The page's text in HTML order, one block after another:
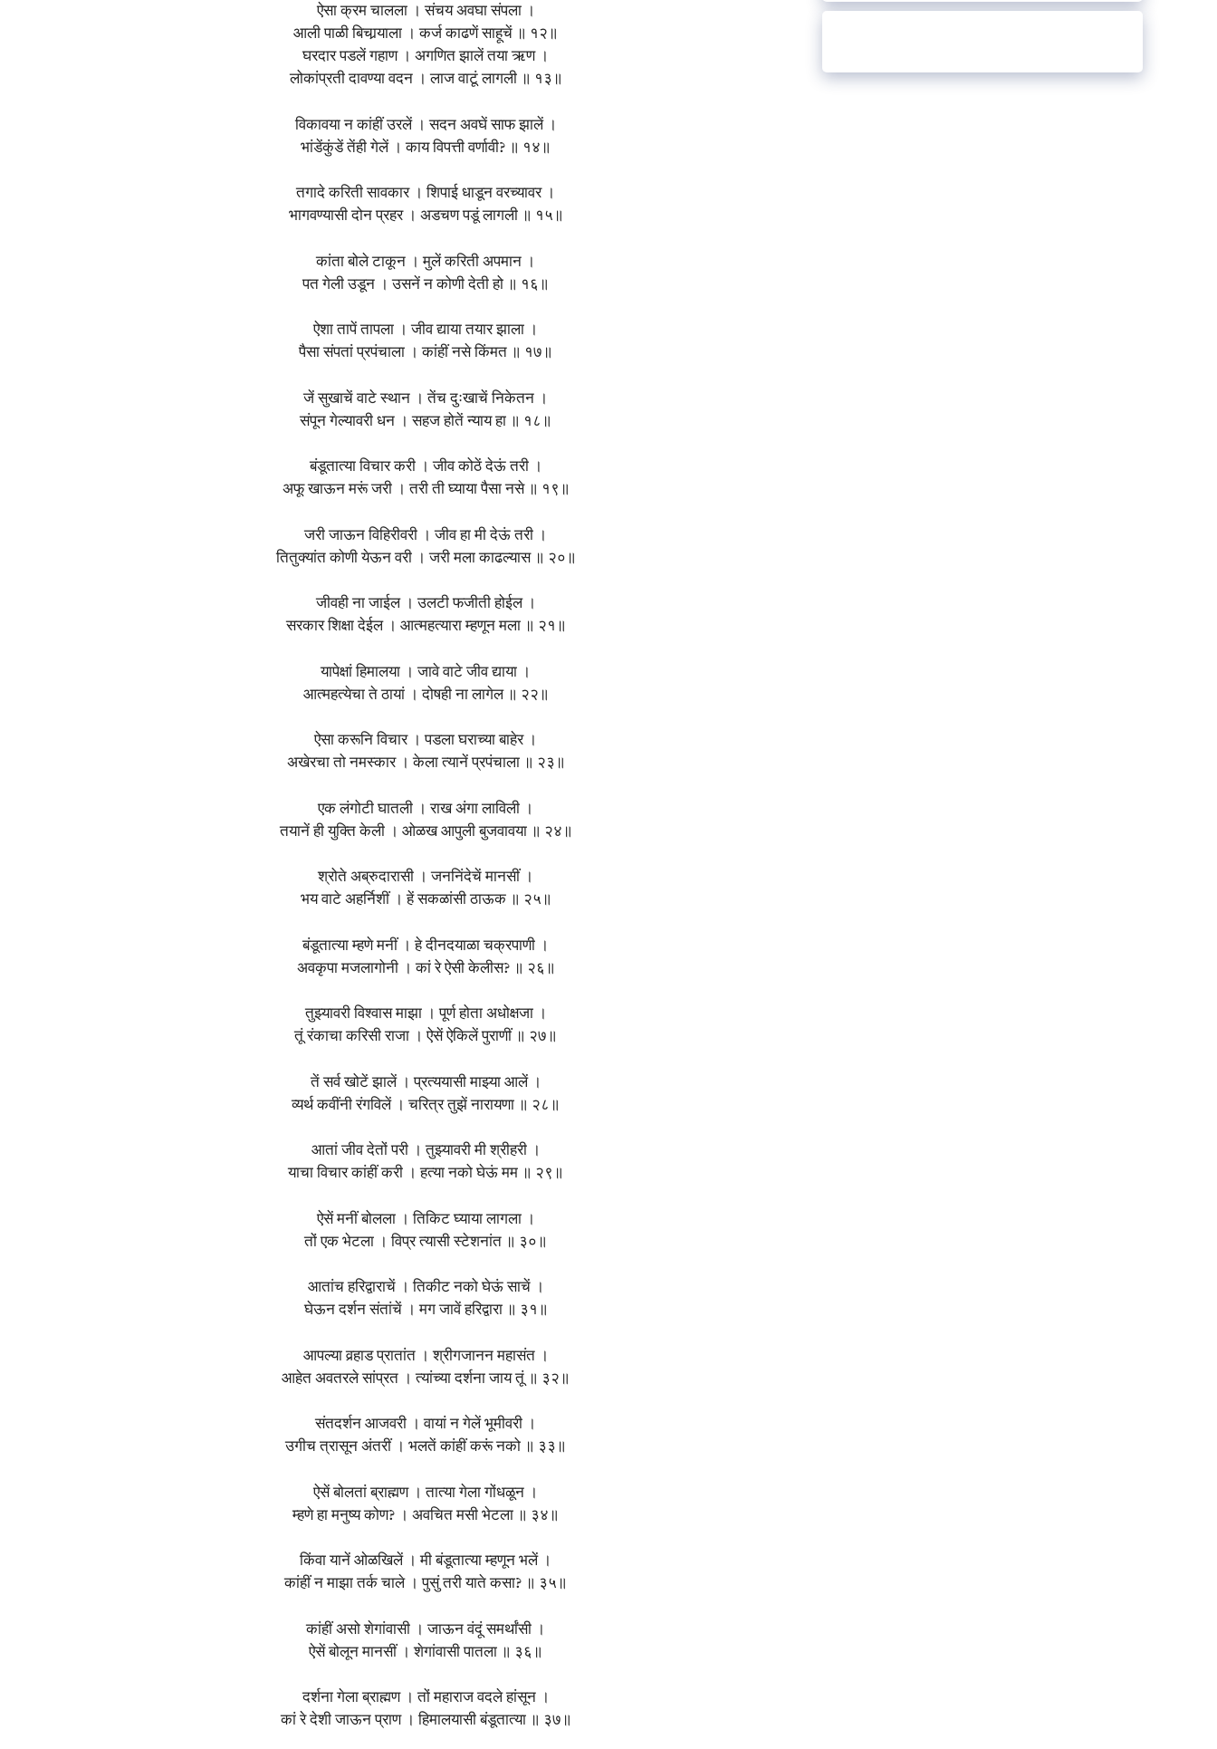
ऐसा क्रम चालला । संचय अवघा संपला ।
आली पाळी बिचार्‍याला । कर्ज काढणें साहूचें ॥ १२॥
घरदार पडलें गहाण । अगणित झालें तया ऋण ।
लोकांप्रती दावण्या वदन । लाज वाटूं लागली ॥ १३॥
विकावया न कांहीं उरलें । सदन अवघें साफ झालें ।
भांडेंकुंडें तेंही गेलें । काय विपत्ती वर्णावी? ॥ १४॥
तगादे करिती सावकार । शिपाई धाडून वरच्यावर ।
भागवण्यासी दोन प्रहर । अडचण पडूं लागली ॥ १५॥
कांता बोले टाकून । मुलें करिती अपमान ।
पत गेली उडून । उसनें न कोणी देती हो ॥ १६॥
ऐशा तापें तापला । जीव द्याया तयार झाला ।
पैसा संपतां प्रपंचाला । कांहीं नसे किंमत ॥ १७॥
जें सुखाचें वाटे स्थान । तेंच दुःखाचें निकेतन ।
संपून गेल्यावरी धन । सहज होतें न्याय हा ॥ १८॥
बंडूतात्या विचार करी । जीव कोठें देऊं तरी ।
अफू खाऊन मरूं जरी । तरी ती घ्याया पैसा नसे ॥ १९॥
जरी जाऊन विहिरीवरी । जीव हा मी देऊं तरी ।
तितुक्यांत कोणी येऊन वरी । जरी मला काढल्यास ॥ २०॥
जीवही ना जाईल । उलटी फजीती होईल ।
सरकार शिक्षा देईल । आत्महत्यारा म्हणून मला ॥ २१॥
यापेक्षां हिमालया । जावे वाटे जीव द्याया ।
आत्महत्येचा ते ठायां । दोषही ना लागेल ॥ २२॥
ऐसा करूनि विचार । पडला घराच्या बाहेर ।
अखेरचा तो नमस्कार । केला त्यानें प्रपंचाला ॥ २३॥
एक लंगोटी घातली । राख अंगा लाविली ।
तयानें ही युक्ति केली । ओळख आपुली बुजवावया ॥ २४॥
श्रोते अब्रुदारासी । जननिंदेचें मानसीं ।
भय वाटे अहर्निशीं । हें सकळांसी ठाऊक ॥ २५॥
बंडूतात्या म्हणे मनीं । हे दीनदयाळा चक्रपाणी ।
अवकृपा मजलागोनी । कां रे ऐसी केलीस? ॥ २६॥
तुझ्यावरी विश्वास माझा । पूर्ण होता अधोक्षजा ।
तूं रंकाचा करिसी राजा । ऐसें ऐकिलें पुराणीं ॥ २७॥
तें सर्व खोटें झालें । प्रत्ययासी माझ्या आलें ।
व्यर्थ कवींनी रंगविलें । चरित्र तुझें नारायणा ॥ २८॥
आतां जीव देतों परी । तुझ्यावरी मी श्रीहरी ।
याचा विचार कांहीं करी । हत्या नको घेऊं मम ॥ २९॥
ऐसें मनीं बोलला । तिकिट घ्याया लागला ।
तों एक भेटला । विप्र त्यासी स्टेशनांत ॥ ३०॥
आतांच हरिद्वाराचें । तिकीट नको घेऊं साचें ।
घेऊन दर्शन संतांचें । मग जावें हरिद्वारा ॥ ३१॥
आपल्या वर्‍हाड प्रातांत । श्रीगजानन महासंत ।
आहेत अवतरले सांप्रत । त्यांच्या दर्शना जाय तूं ॥ ३२॥
संतदर्शन आजवरी । वायां न गेलें भूमीवरी ।
उगीच त्रासून अंतरीं । भलतें कांहीं करूं नको ॥ ३३॥
ऐसें बोलतां ब्राह्मण । तात्या गेला गोंधळून ।
म्हणे हा मनुष्य कोण? । अवचित मसी भेटला ॥ ३४॥
किंवा यानें ओळखिलें । मी बंडूतात्या म्हणून भलें ।
कांहीं न माझा तर्क चाले । पुसुं तरी याते कसा? ॥ ३५॥
कांहीं असो शेगांवासी । जाऊन वंदूं समर्थांसी ।
ऐसें बोलून मानसीं । शेगांवासी पातला ॥ ३६॥
दर्शना गेला ब्राह्मण । तों महाराज वदले हांसून ।
कां रे देशी जाऊन प्राण । हिमालयासी बंडूतात्या ॥ ३७॥